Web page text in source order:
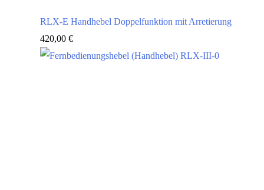
RLX-E Handhebel Doppelfunktion mit Arretierung
420,00 €